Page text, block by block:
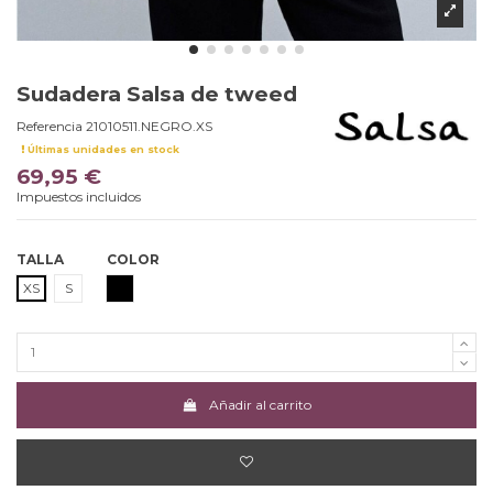
Sudadera Salsa de tweed
Referencia 21010511.NEGRO.XS
Últimas unidades en stock
69,95 €
Impuestos incluidos
TALLA
XS
S
COLOR
Añadir al carrito